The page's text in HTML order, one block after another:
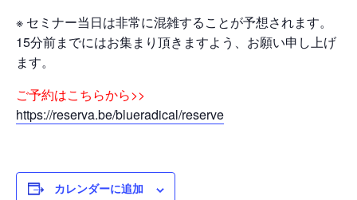
※ セミナー当日は非常に混雑することが予想されます。
15分前までにはお集まり頂きますよう、お願い申し上げ
ます。
ご予約はこちらから>>
https://reserva.be/blueradical/reserve
カレンダーに追加